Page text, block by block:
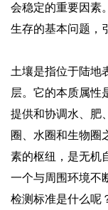
会稳定的重要因素
生存的基本问题，
土壤是指位于陆地
层。它的本质属性
提供和协调水、肥
圈、水圈和生物圈
素的枢纽，是无机
一个与周围环境不
检测标准是什么呢